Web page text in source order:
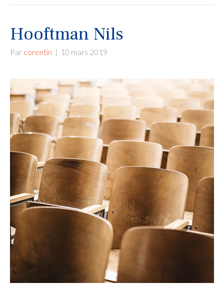
Hooftman Nils
Par corentin | 10 mars 2019